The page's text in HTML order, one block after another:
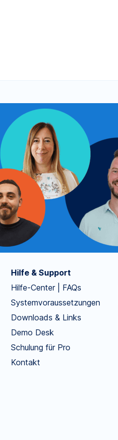
Hilfe & Support
Hilfe-Center | FAQs
Systemvoraussetzungen
Downloads & Links
Demo Desk
Schulung für Pro
Kontakt